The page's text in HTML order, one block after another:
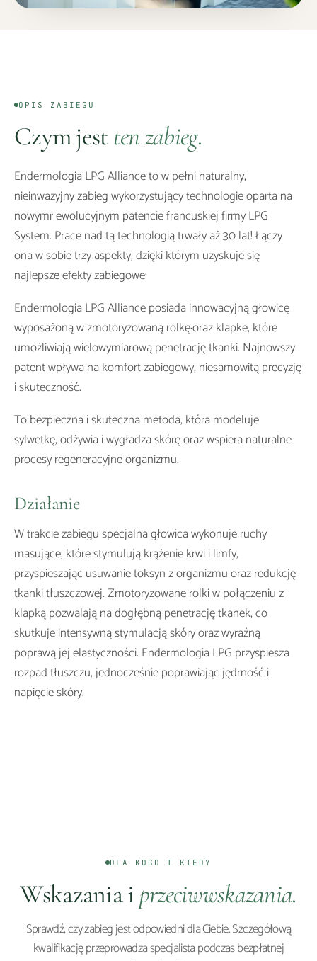
OPIS ZABIEGU
Czym jest ten zabieg.
Endermologia LPG Alliance to w pełni naturalny,
nieinwazyjny zabieg wykorzystujący technologie oparta na
nowymr ewolucyjnym patencie francuskiej firmy LPG
System. Prace nad tą technologią trwały aż 30 lat! Łączy
ona w sobie trzy aspekty, dzięki którym uzyskuje się
najlepsze efekty zabiegowe:
Endermologia LPG Alliance posiada innowacyjną głowicę
wyposażoną w zmotoryzowaną rolkę·oraz klapke, które
umożliwiają wielowymiarową penetrację tkanki. Najnowszy
patent wpływa na komfort zabiegowy, niesamowitą precyzję
i skuteczność.
To bezpieczna i skuteczna metoda, która modeluje
sylwetkę, odżywia i wygładza skórę oraz wspiera naturalne
procesy regeneracyjne organizmu.
Działanie
W trakcie zabiegu specjalna głowica wykonuje ruchy
masujące, które stymulują krążenie krwi i limfy,
przyspieszając usuwanie toksyn z organizmu oraz redukcję
tkanki tłuszczowej. Zmotoryzowane rolki w połączeniu z
klapką pozwalają na dogłębną penetrację tkanek, co
skutkuje intensywną stymulacją skóry oraz wyraźną
poprawą jej elastyczności. Endermologia LPG przyspiesza
rozpad tłuszczu, jednocześnie poprawiając jędrność i
napięcie skóry.
DLA KOGO I KIEDY
Wskazania i przeciwwskazania.
Sprawdź, czy zabieg jest odpowiedni dla Ciebie. Szczegółową
kwalifikację przeprowadza specjalista podczas bezpłatnej